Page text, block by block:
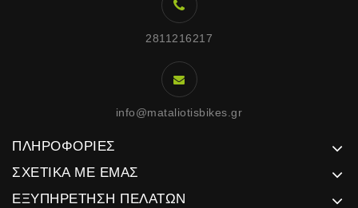
2811216217
info@mataliotisbikes.gr
ΠΛΗΡΟΦΟΡΊΕΣ
ΣΧΕΤΙΚΆ ΜΕ ΕΜΆΣ
ΕΞΥΠΗΡΈΤΗΣΗ ΠΕΛΑΤΏΝ